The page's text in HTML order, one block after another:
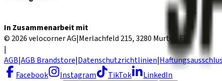
In Zusammenarbeit mit
© 2026 velocorner AG|Merlachfeld 215, 3280 Murten FR
|
AGB|AGB Brandstore|Datenschutzrichtlinien|
Facebook
Instagram TikTok LinkedIn